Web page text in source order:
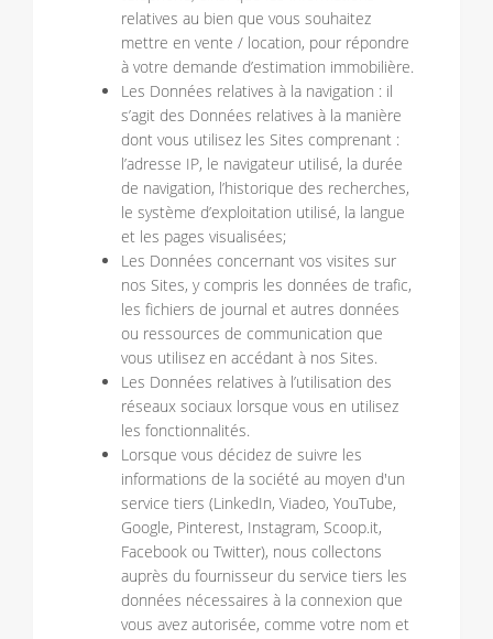
relatives au bien que vous souhaitez
mettre en vente / location, pour répondre
à votre demande d’estimation immobilière.
Les Données relatives à la navigation : il
s’agit des Données relatives à la manière
dont vous utilisez les Sites comprenant :
l’adresse IP, le navigateur utilisé, la durée
de navigation, l’historique des recherches,
le système d’exploitation utilisé, la langue
et les pages visualisées;
Les Données concernant vos visites sur
nos Sites, y compris les données de trafic,
les fichiers de journal et autres données
ou ressources de communication que
vous utilisez en accédant à nos Sites.
Les Données relatives à l’utilisation des
réseaux sociaux lorsque vous en utilisez
les fonctionnalités.
Lorsque vous décidez de suivre les
informations de la société au moyen d'un
service tiers (LinkedIn, Viadeo, YouTube,
Google, Pinterest, Instagram, Scoop.it,
Facebook ou Twitter), nous collectons
auprès du fournisseur du service tiers les
données nécessaires à la connexion que
vous avez autorisée, comme votre nom et